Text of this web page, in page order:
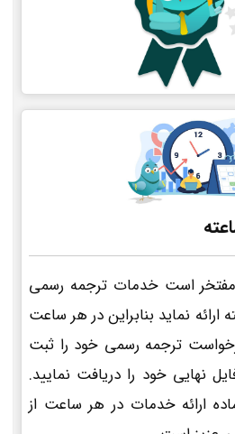
است خدمات ترجمه رسمی
24 ساعته ارائه نماید بنابراین در هر ساعت
ترجمه رسمی خود را ثبت
نهایی خود را دریافت نمایید.
ارائه خدمات در هر ساعت از